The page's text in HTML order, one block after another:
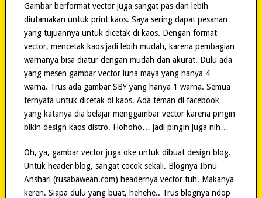
Gambar berformat vector juga sangat pas dan lebih
diutamakan untuk print kaos. Saya sering dapat pesanan
yang tujuannya untuk dicetak di kaos. Dengan format
vector, mencetak kaos jadi lebih mudah, karena pembagian
warnanya bisa diatur dengan mudah dan akurat. Dulu ada
yang mesen gambar vector luna maya yang hanya 4
warna. Trus ada gambar SBY yang hanya 1 warna. Semua
ternyata untuk dicetak di kaos. Ada teman di facebook
yang katanya dia belajar menggambar vector karena pingin
bikin design kaos distro. Hohoho… jadi pingin juga nih…
Oh, ya, gambar vector juga oke untuk dibuat design blog.
Untuk header blog, sangat cocok sekali. Blognya Ibnu
Anshari (rusabawean.com) headernya vector tuh. Makanya
keren. Siapa dulu yang buat, hehehe.. Trus blognya ndop